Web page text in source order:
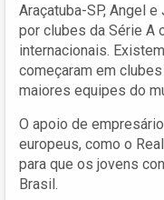
Araçatuba-SP, Angel
por clubes da Série A
internacionais.
começaram em
maiores equipes do
O apoio de
europeus, como o
para que os jovens
Brasil.